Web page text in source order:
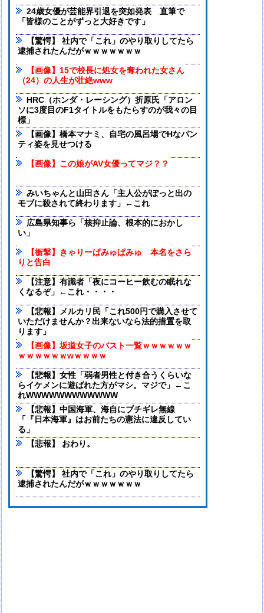
24歳女優が芸能界引退を突如発表 直筆で
「皆様のことがずっと大好きです」
【驚愕】 社内で「これ」のやり取りしてたら
逮捕されたんだがｗｗｗｗｗｗｗ
【画像】15で校長に処女を奪われた女さん
（24）の人生が壮絶www
HRC（ホンダ・レーシング）折原氏「アロン
ソに3度目のF1タイトルをもたらすのが我々の目
標」
【画像】橋本マナミ、自宅の風呂場でHなパン
ティ姿を見せつける
【画像】この娘がAV女優ってマジ？？
みいちゃんと山田さん「主人公がぽっと出の
モブに殺されて終わります」←これ
広島県知事ら「核抑止論、根本的におかし
い」
【衝撃】きゃりーぱみゅぱみゅ 本名をさら
りと告白
【注意】有識者「夜にコーヒー飲むの眠れな
くなるぞ」←これ・・・・
【悲報】メルカリ民「これ500円で購入させて
いただけませんか？出来ないなら法的措置を取
ります」
【画像】坂道女子のバスト一覧ｗｗｗｗｗｗ
ｗｗｗｗｗｗwｗｗｗｗ
【悲報】女性「弱者男性と付き合うくらいな
らイケメンに遊ばれた方がマシ。マジで」←こ
れWWWWWWWWWWWW
【悲報】中国海軍、海自にブチギレ無線
「『日本海軍』はお前たちの憲法に違反してい
る」
【悲報】 おわり。
【驚愕】 社内で「これ」のやり取りしてたら
逮捕されたんだがｗｗｗｗｗｗｗ